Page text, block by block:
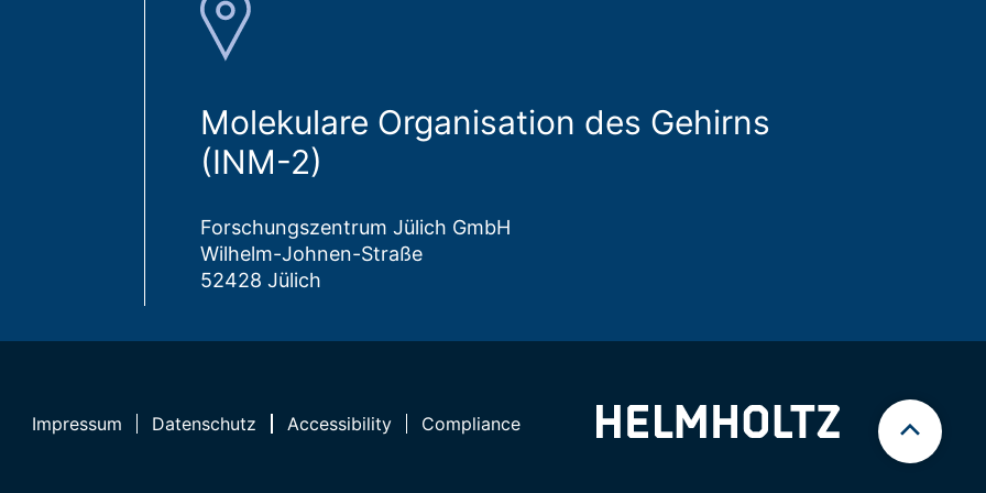
Molekulare Organisation des Gehirns
(INM-2)
Forschungszentrum Jülich GmbH
Wilhelm-Johnen-Straße
52428 Jülich
Impressum Datenschutz Accessibility Compliance